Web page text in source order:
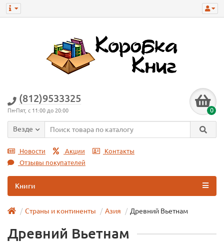
(812)9533325
Пн-Пят, с 11:00 до 20:00 0
Везде
Новости Акции
Контакты
Отзывы покупателей
Книги
Страны и континенты Азия Древний Вьетнам
Древний Вьетнам